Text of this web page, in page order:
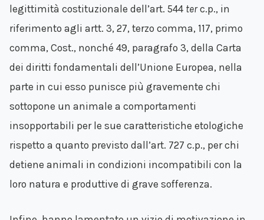
legittimità costituzionale dell’art. 544 terc.p., in
riferimento agli artt. 3, 27, terzo comma, 117, primo
comma, Cost., nonché 49, paragrafo 3, della Carta
dei diritti fondamentali dell’Unione Europea, nella
parte in cui esso punisce più gravemente chi
sottopone un animale a comportamenti
insopportabili per le sue caratteristiche etologiche
rispetto a quanto previsto dall’art. 727 c.p., per chi
detiene animali in condizioni incompatibili con la
loro natura e produttive di grave sofferenza.